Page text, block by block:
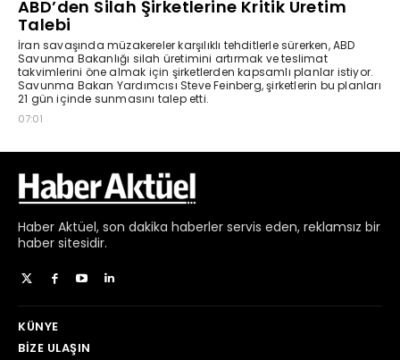
Haber Aktüel, son dakika haberler servis eden, reklamsız bir
haber sitesidir.
KÜNYE
BIZE ULAŞIN